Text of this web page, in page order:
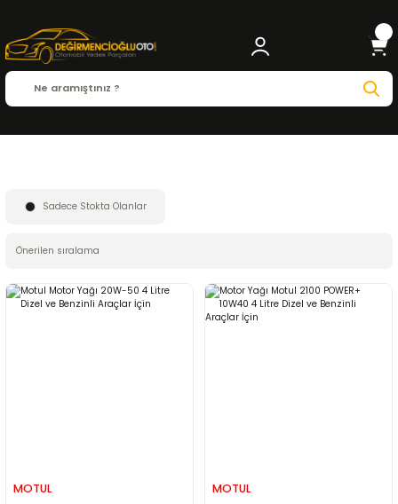
Sadece Stokta Olanlar
MOTUL MOTUL